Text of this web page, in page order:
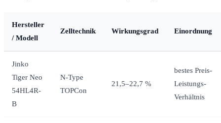
Hersteller
/ Modell
Zelltechnik Wirkungsgrad Einordnung
Jinko
Tiger Neo
54HL4R-
B
N-Type
TOPCon
21,5–22,7 %
bestes Preis-
Leistungs-
Verhältnis